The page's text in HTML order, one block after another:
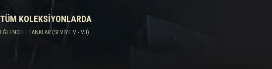
TÜM KOLEKSIYONLARDA
EĞLENCELI TANKLAR (SEVIYE V - VII)